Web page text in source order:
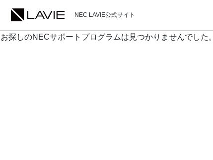
NEC LAVIE公式サイト
お探しのNECサポートプログラムは見つかりませんでした。